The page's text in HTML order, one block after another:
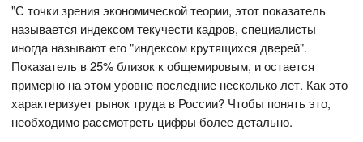
"С точки зрения экономической теории, этот показатель
называется индексом текучести кадров, специалисты
иногда называют его "индексом крутящихся дверей".
Показатель в 25% близок к общемировым, и остается
примерно на этом уровне последние несколько лет. Как это
характеризует рынок труда в России? Чтобы понять это,
необходимо рассмотреть цифры более детально.